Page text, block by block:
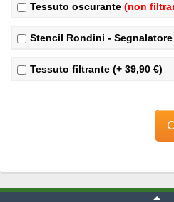
Tessuto oscurante (non
Stencil Rondini - Segnalatore
Tessuto filtrante (+ 39,90 €)